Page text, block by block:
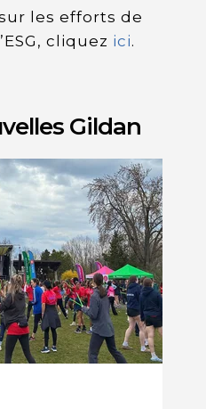
les efforts de
cliquez ici.
Gildan